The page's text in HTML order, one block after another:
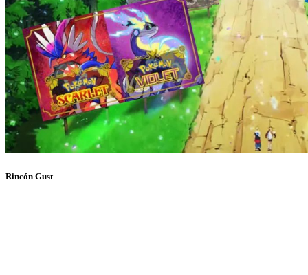
Rincón Gust